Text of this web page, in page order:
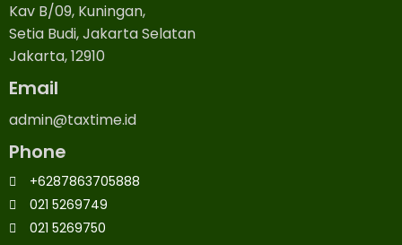
Kav B/09, Kuningan,
Setia Budi, Jakarta Selatan
Jakarta, 12910
Email
admin@taxtime.id
Phone
+6287863705888
021 5269749
021 5269750